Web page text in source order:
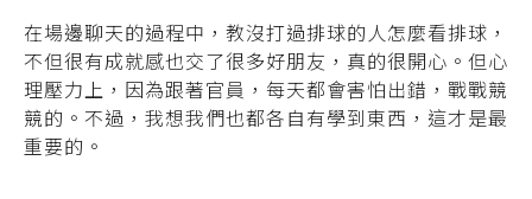
在場邊聊天的過程中，教沒打過排球的人怎麼看排球，
不但很有成就感也交了很多好朋友，真的很開心。但心
理壓力上，因為跟著官員，每天都會害怕出錯，戰戰競
競的。不過，我想我們也都各自有學到東西，這才是最
重要的。